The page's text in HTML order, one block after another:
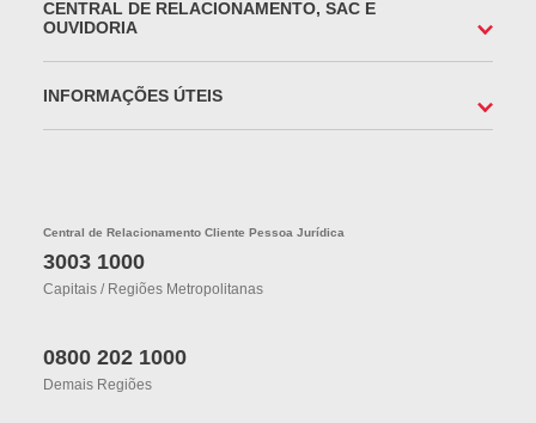
CENTRAL DE RELACIONAMENTO, SAC E
OUVIDORIA
INFORMAÇÕES ÚTEIS
Central de Relacionamento Cliente Pessoa Jurídica
3003 1000
Capitais / Regiões Metropolitanas
0800 202 1000
Demais Regiões